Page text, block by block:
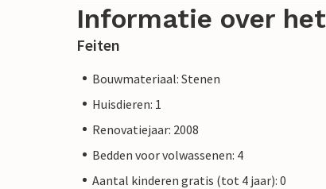
Informatie over
Feiten
Bouwmateriaal: Stenen
Huisdieren: 1
Renovatiejaar: 2008
Bedden voor volwassenen: 4
Aantal kinderen gratis (tot 4 jaar): 0